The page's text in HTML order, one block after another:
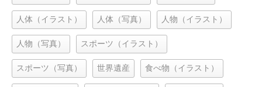
人体（イラスト） 人体（写真） 人物（イラスト）
人物（写真） スポーツ（イラスト）
スポーツ（写真） 世界遺産 食べ物（イラスト）